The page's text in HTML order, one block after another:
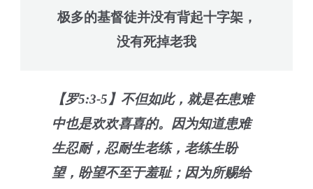
极多的基督徒并没有背起十字架，
没有死掉老我
【罗5:3-5】不但如此，就是在患难
中也是欢欢喜喜的。因为知道患难
生忍耐，忍耐生老练，老练生盼
望，盼望不至于羞耻；因为所赐给